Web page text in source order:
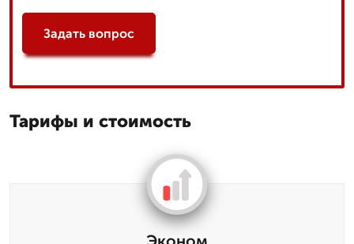
Задать вопрос
Тарифы и стоимость